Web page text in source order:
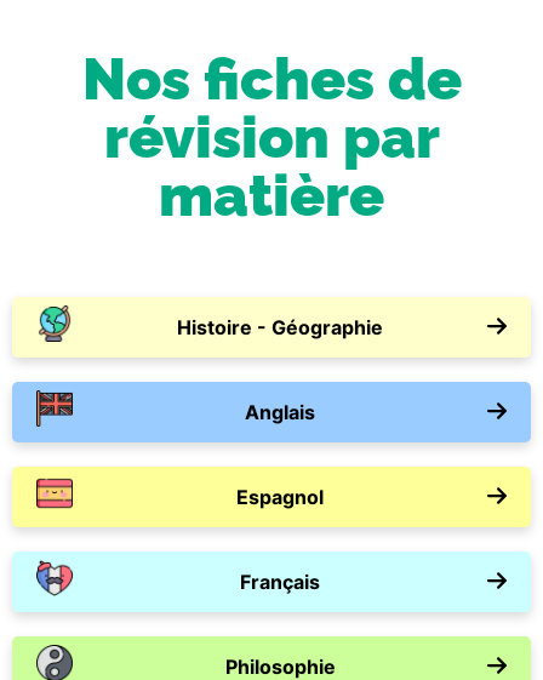
Nos fiches de
révision par
matière
Histoire - Géographie
Anglais
Espagnol
Français
Philosophie